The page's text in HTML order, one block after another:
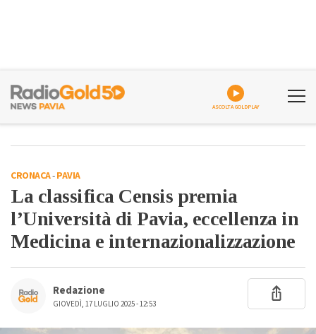
ASCOLTA GOLDPLAY
CRONACA-PAVIA
La classifica Censis premia
l’Università di Pavia, eccellenza in
Medicina e internazionalizzazione
Redazione
GIOVEDÌ, 17 LUGLIO 2025 - 12:53